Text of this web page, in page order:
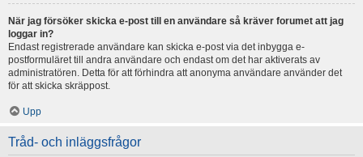
När jag försöker skicka e-post till en användare så kräver forumet att jag
loggar in?
Endast registrerade användare kan skicka e-post via det inbygga e-
postformuläret till andra användare och endast om det har aktiverats av
administratören. Detta för att förhindra att anonyma användare använder det
för att skicka skräppost.
Upp
Tråd- och inläggsfrågor